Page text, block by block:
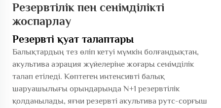
Резервтілік пен сенімділікті
жоспарлау
Резервті қуат талаптары
Балықтардың тез өліп кетуі мүмкін болғандықтан,
акультива аэрация жүйелеріне жоғары сенімділік
талап етіледі. Көптеген интенсивті балық
шаруашылығы орындарында N+1 резервтілік
қолданылады, яғни резервті акультива рутс-сорғыш